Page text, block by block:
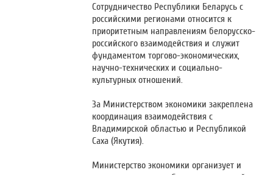
Сотрудничество Республики Беларусь с
российскими регионами относится к
приоритетным направлениям белорусско-
российского взаимодействия и служит
фундаментом торгово-экономических,
научно-технических и социально-
культурных отношений.
За Министерством экономики закреплена
координация взаимодействия с
Владимирской областью и Республикой
Саха (Якутия).
Министерство экономики организует и